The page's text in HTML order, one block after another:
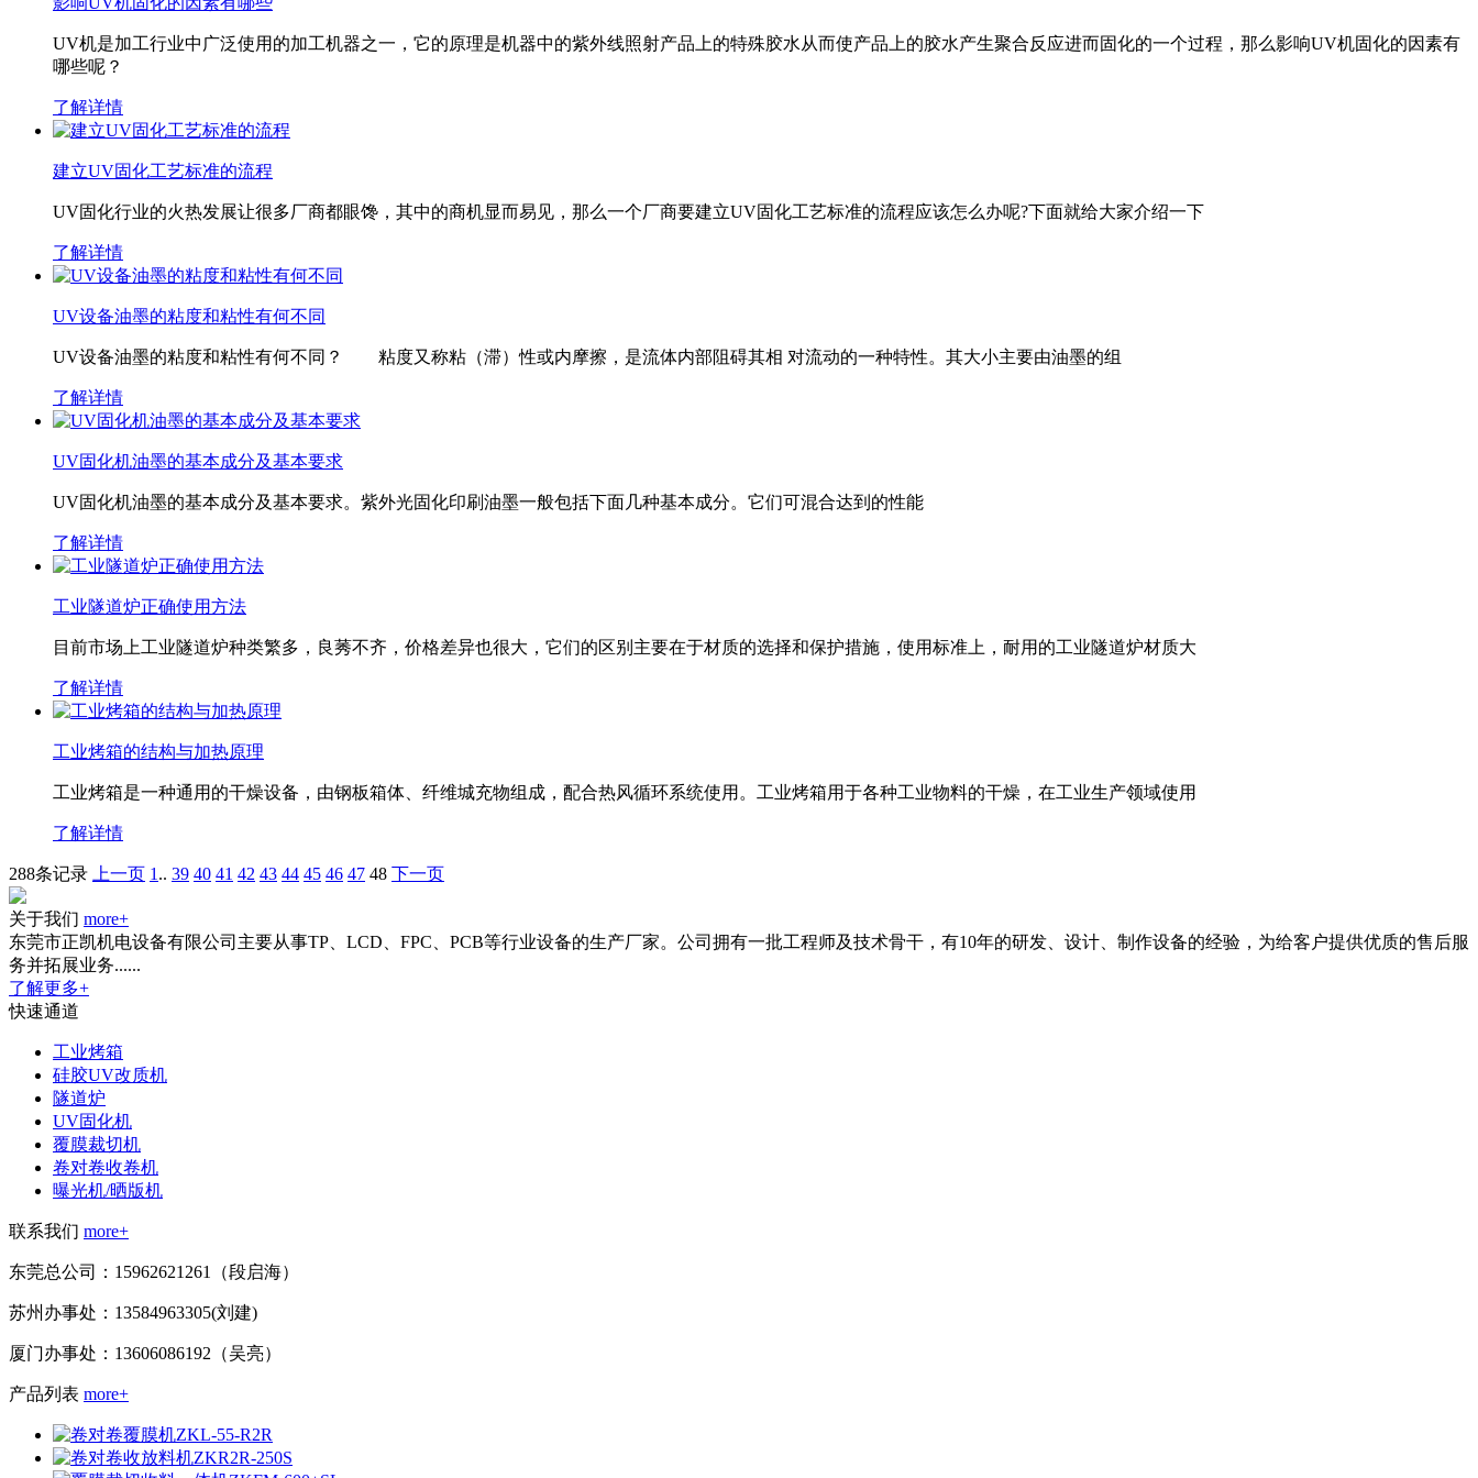
UV机是加工行业中广泛使用的加工机器之一，它的原理是机器中的紫外线照射产品上的特殊胶水从而使产品上的胶水产生聚合反应进而固化的一个过程，那么影响UV机固化的因素有
哪些呢？
了解详情
建立UV固化工艺标准的流程
UV固化行业的火热发展让很多厂商都眼馋，其中的商机显而易见，那么一个厂商要建立UV固化工艺标准的流程应该怎么办呢?下面就给大家介绍一下
了解详情
UV设备油墨的粘度和粘性有何不同
UV设备油墨的粘度和粘性有何不同？ 粘度又称粘（滞）性或内摩擦，是流体内部阻碍其相 对流动的一种特性。其大小主要由油墨的组
了解详情
UV固化机油墨的基本成分及基本要求
UV固化机油墨的基本成分及基本要求。紫外光固化印刷油墨一般包括下面几种基本成分。它们可混合达到的性能
了解详情
工业隧道炉正确使用方法
目前市场上工业隧道炉种类繁多，良莠不齐，价格差异也很大，它们的区别主要在于材质的选择和保护措施，使用标准上，耐用的工业隧道炉材质大
了解详情
工业烤箱的结构与加热原理
工业烤箱是一种通用的干燥设备，由钢板箱体、纤维城充物组成，配合热风循环系统使用。工业烤箱用于各种工业物料的干燥，在工业生产领域使用
了解详情
288条记录 上一页 1 .. 39 40 41 42 43 44 45 46 47 48 下一页
关于我们 more+
东莞市正凯机电设备有限公司主要从事TP、LCD、FPC、PCB等行业设备的生产厂家。公司拥有一批工程师及技术骨干，有10年的研发、设计、制作设备的经验，为给客户提供优质的售后服
务并拓展业务......
了解更多+
快速通道
工业烤箱
硅胶UV改质机
隧道炉
UV固化机
覆膜裁切机
卷对卷收卷机
曝光机/晒版机
联系我们 more+
东莞总公司：15962621261（段启海）
苏州办事处：13584963305(刘建)
厦门办事处：13606086192（吴亮）
产品列表 more+